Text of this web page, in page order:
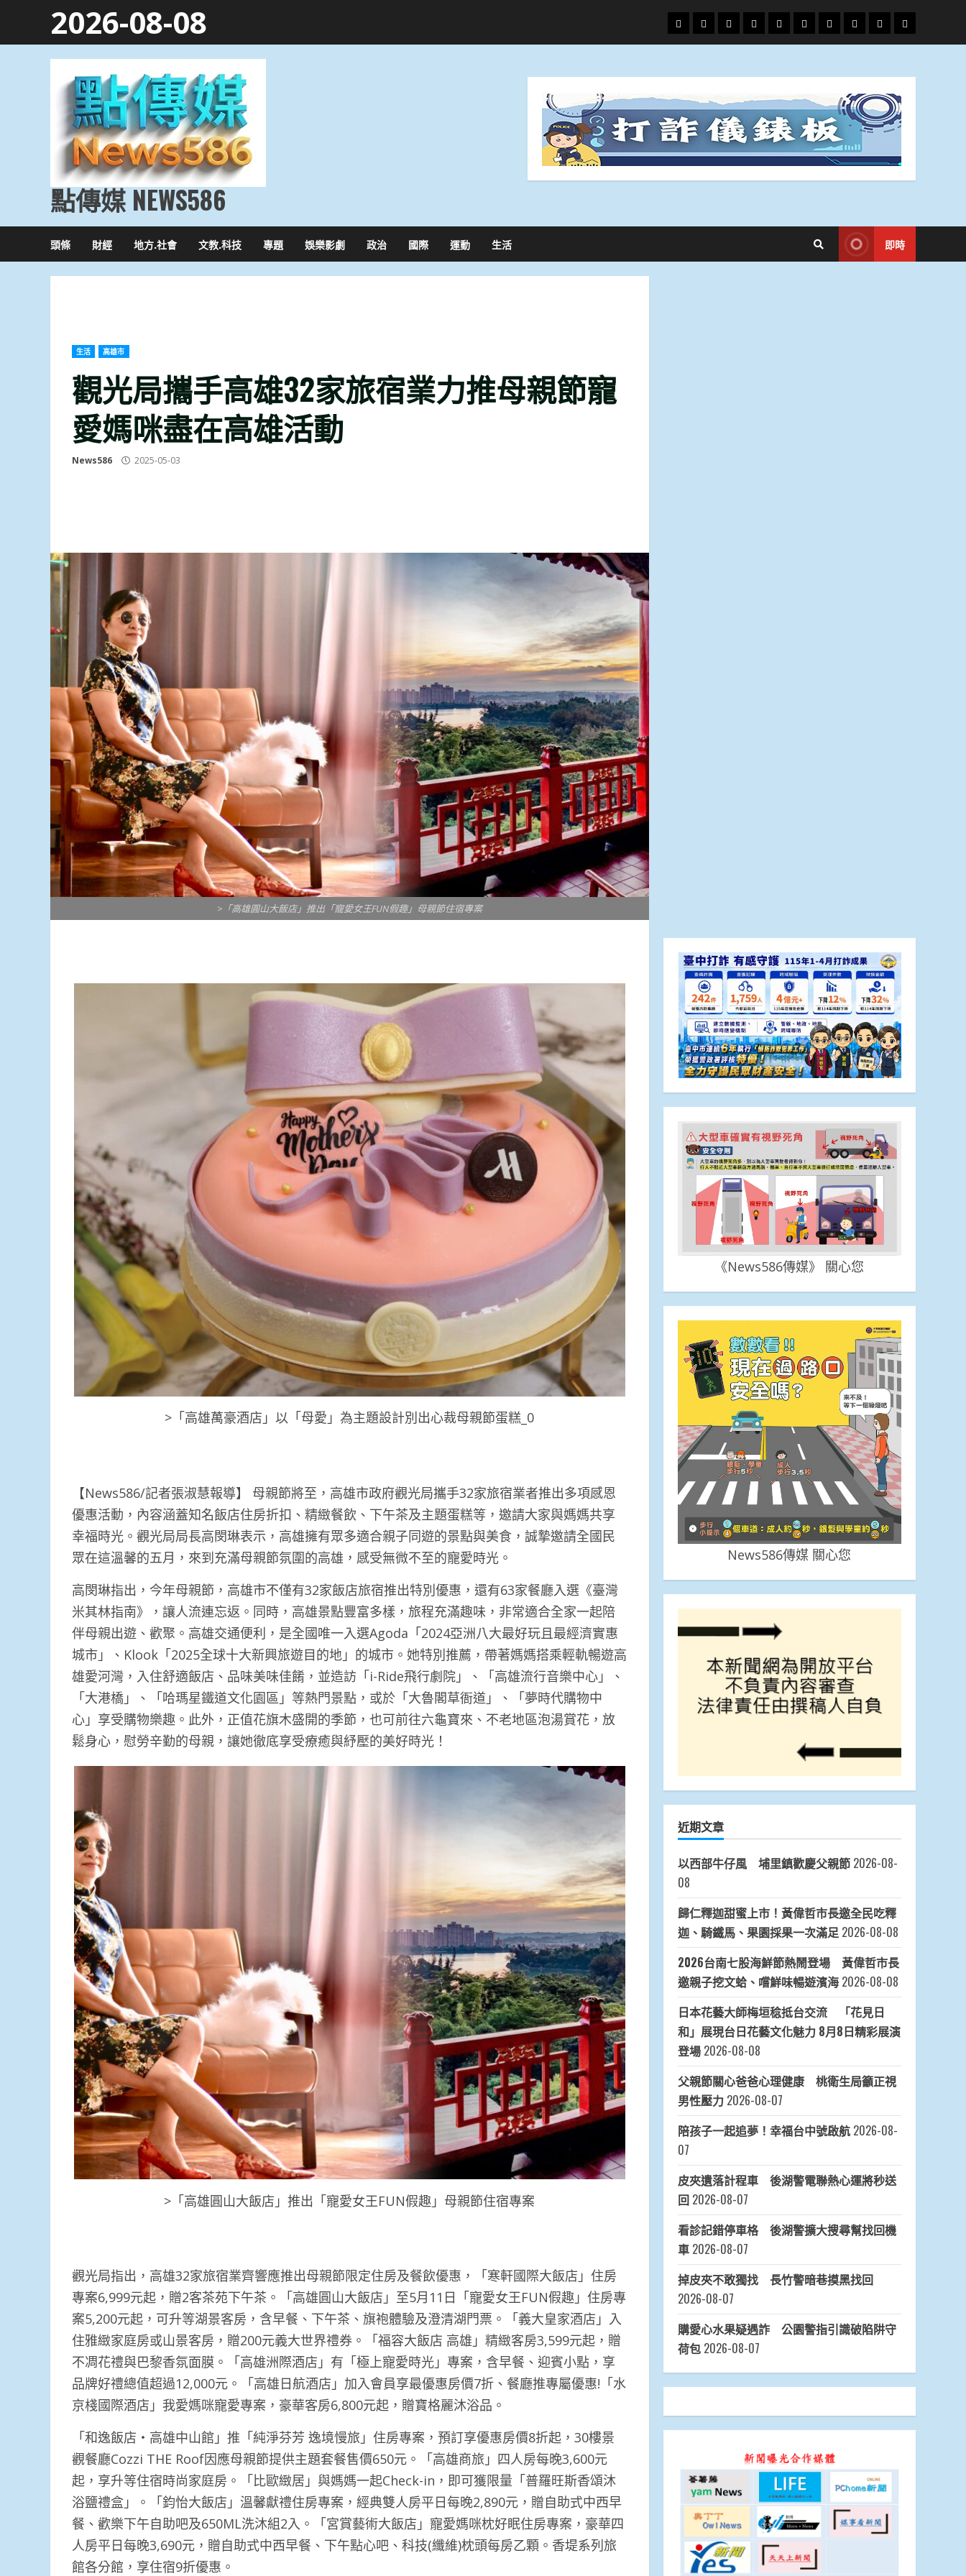
2026-08-08
頭
條
財
經
地
方.
文
教.
專
題
娛
樂
政
治
國
際
運
動
生
活
點傳媒 NEWS586
頭條 財經 地方.社會 文教.科技 專題 娛樂影劇 政治 國際 運動 生活 即時
生活 高雄市
觀光局攜手高雄32家旅宿業力推母親節寵
愛媽咪盡在高雄活動
News586 2025-05-03
>「高雄圓山大飯店」推出「寵愛女王FUN假趣」母親節住宿專案
>「高雄萬豪酒店」以「母愛」為主題設計別出心裁母親節蛋糕_0
【News586/記者張淑慧報導】 母親節將至，高雄市政府觀光局攜手32家旅宿業者推出多項感恩
優惠活動，內容涵蓋知名飯店住房折扣、精緻餐飲、下午茶及主題蛋糕等，邀請大家與媽媽共享
幸福時光。觀光局局長高閔琳表示，高雄擁有眾多適合親子同遊的景點與美食，誠摯邀請全國民
眾在這溫馨的五月，來到充滿母親節氛圍的高雄，感受無微不至的寵愛時光。
高閔琳指出，今年母親節，高雄市不僅有32家飯店旅宿推出特別優惠，還有63家餐廳入選《臺灣
米其林指南》，讓人流連忘返。同時，高雄景點豐富多樣，旅程充滿趣味，非常適合全家一起陪
伴母親出遊、歡聚。高雄交通便利，是全國唯一入選Agoda「2024亞洲八大最好玩且最經濟實惠
城市」、Klook「2025全球十大新興旅遊目的地」的城市。她特別推薦，帶著媽媽搭乘輕軌暢遊高
雄愛河灣，入住舒適飯店、品味美味佳餚，並造訪「i-Ride飛行劇院」、「高雄流行音樂中心」、
「大港橋」、「哈瑪星鐵道文化園區」等熱門景點，或於「大魯閣草衙道」、「夢時代購物中
心」享受購物樂趣。此外，正值花旗木盛開的季節，也可前往六龜寶來、不老地區泡湯賞花，放
鬆身心，慰勞辛勤的母親，讓她徹底享受療癒與紓壓的美好時光！
>「高雄圓山大飯店」推出「寵愛女王FUN假趣」母親節住宿專案
觀光局指出，高雄32家旅宿業齊響應推出母親節限定住房及餐飲優惠，「寒軒國際大飯店」住房
專案6,999元起，贈2客茶苑下午茶。「高雄圓山大飯店」至5月11日「寵愛女王FUN假趣」住房專
案5,200元起，可升等湖景客房，含早餐、下午茶、旗袍體驗及澄清湖門票。「義大皇家酒店」入
住雅緻家庭房或山景客房，贈200元義大世界禮券。「福容大飯店 高雄」精緻客房3,599元起，贈
不凋花禮與巴黎香氛面膜。「高雄洲際酒店」有「極上寵愛時光」專案，含早餐、迎賓小點，享
品牌好禮總值超過12,000元。「高雄日航酒店」加入會員享最優惠房價7折、餐廳推專屬優惠!「水
京棧國際酒店」我愛媽咪寵愛專案，豪華客房6,800元起，贈寶格麗沐浴品。
「和逸飯店‧高雄中山館」推「純淨芬芳 逸境慢旅」住房專案，預訂享優惠房價8折起，30樓景
觀餐廳Cozzi THE Roof因應母親節提供主題套餐售價650元。「高雄商旅」四人房每晚3,600元
起，享升等住宿時尚家庭房。「比歐緻居」與媽媽一起Check-in，即可獲限量「普羅旺斯香頌沐
浴鹽禮盒」。「鈞怡大飯店」溫馨獻禮住房專案，經典雙人房平日每晚2,890元，贈自助式中西早
餐、歡樂下午自助吧及650ML洗沐組2入。「宮賞藝術大飯店」寵愛媽咪枕好眠住房專案，豪華四
人房平日每晚3,690元，贈自助式中西早餐、下午點心吧、科技(纖維)枕頭每房乙顆。香堤系列旅
館各分館，享住宿9折優惠。
《News586傳媒》 關心您
近期文章
以西部牛仔風 埔里鎮歡慶父親節
08
歸仁釋迦甜蜜上市！黃偉哲市長邀全民吃釋
迦、騎鐵馬、果園採果一次滿足2026-08-08
2026台南七股海鮮節熱鬧登場 黃偉哲市長
邀親子挖文蛤、嚐鮮味暢遊濱海2026-08-08
日本花藝大師梅垣稔抵台交流 「花見日
和」展現台日花藝文化魅力 8月8日精彩展演
登場 2026-08-08
父親節關心爸爸心理健康 桃衛生局籲正視
皮夾遺落計程車 後湖警電聯熱心運將秒送
2026-08-07
看診記錯停車格 後湖警擴大搜尋幫找回機
車2026-08-07